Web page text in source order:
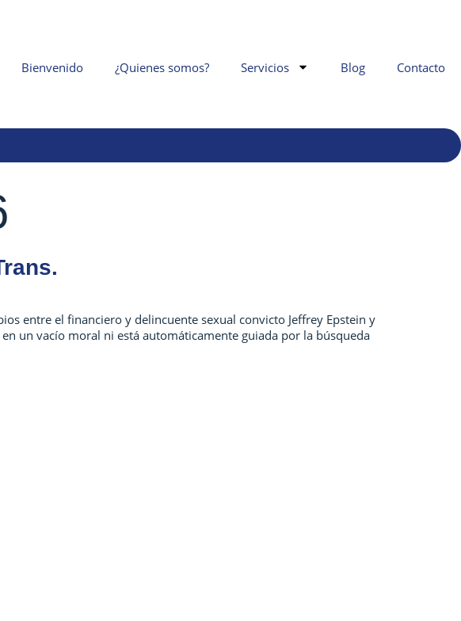
Bienvenido ¿Quienes somos? Servicios Blog Contacto
entre el financiero y delincuente sexual convicto Jeffrey Epstein y
un vacío moral ni está automáticamente guiada por la búsqueda